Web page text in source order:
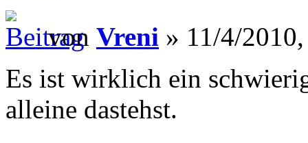
von Vreni » 11/4/
Es ist wirklich ein
alleine dastehst.